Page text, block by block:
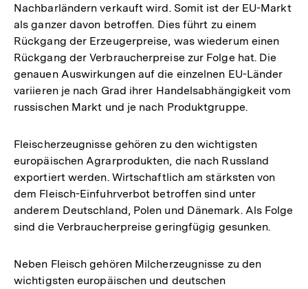
Nachbarländern verkauft wird. Somit ist der EU-Markt
als ganzer davon betroffen. Dies führt zu einem
Rückgang der Erzeugerpreise, was wiederum einen
Rückgang der Verbraucherpreise zur Folge hat. Die
genauen Auswirkungen auf die einzelnen EU-Länder
variieren je nach Grad ihrer Handelsabhängigkeit vom
russischen Markt und je nach Produktgruppe.
Fleischerzeugnisse gehören zu den wichtigsten
europäischen Agrarprodukten, die nach Russland
exportiert werden. Wirtschaftlich am stärksten von
dem Fleisch-Einfuhrverbot betroffen sind unter
anderem Deutschland, Polen und Dänemark. Als Folge
sind die Verbraucherpreise geringfügig gesunken.
Neben Fleisch gehören Milcherzeugnisse zu den
wichtigsten europäischen und deutschen